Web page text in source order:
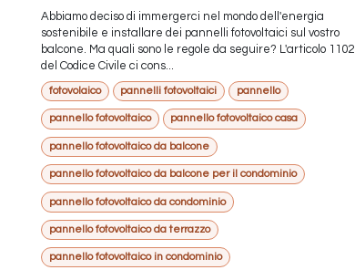
Abbiamo deciso di immergerci nel mondo dell'energia
sostenibile e installare dei pannelli fotovoltaici sul vostro
balcone. Ma quali sono le regole da seguire? L'articolo 1102
del Codice Civile ci cons...
fotovolaico pannelli fotovoltaici pannello
pannello fotovoltaico pannello fotovoltaico casa
pannello fotovoltaico da balcone
pannello fotovoltaico da balcone per il condominio
pannello fotovoltaico da condominio
pannello fotovoltaico da terrazzo
pannello fotovoltaico in condominio